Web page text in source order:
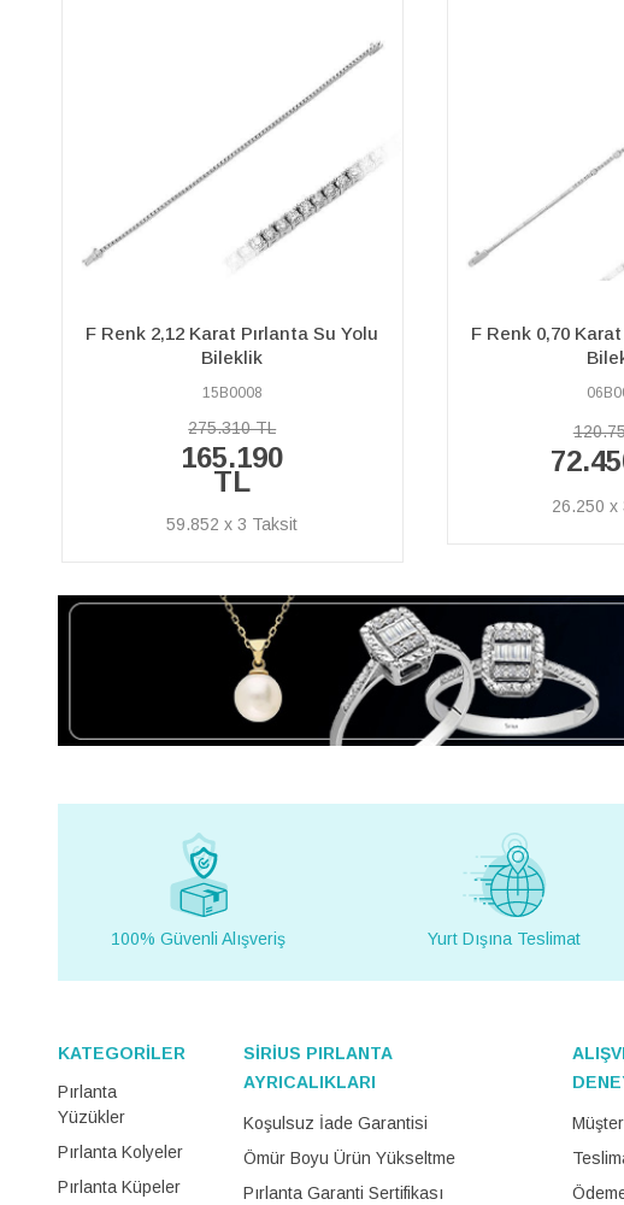
F Renk 0,70 Karat Pırlanta Su Yolu
Bileklik
06B0008
120.750 TL
72.450 TL
F Renk 0,49
24.149 x
100% Güvenli Alışveriş Yurt Dışına Teslimat
KATEGORİLER
Pırlanta
Yüzükler
Pırlanta Kolyeler
Pırlanta Küpeler
SİRİUS PIRLANTA
AYRICALIKLARI
Koşulsuz İade Garantisi
Ömür Boyu Ürün Yükseltme
Pırlanta Garanti Sertifikası